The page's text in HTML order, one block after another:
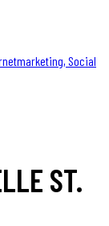
ST.